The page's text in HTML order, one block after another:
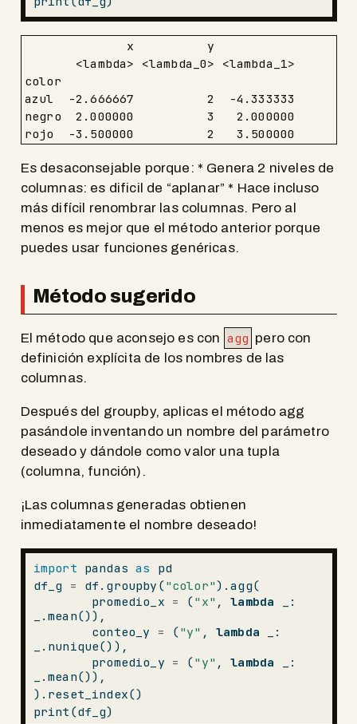
              x          y
       <lambda> <lambda_0> <lambda_1>
color
azul  -2.666667          2  -4.333333
negro  2.000000          3   2.000000
rojo  -3.500000          2   3.500000
Es desaconsejable porque: * Genera 2 niveles de
columnas: es dificil de “aplanar” * Hace incluso
más difícil renombrar las columnas. Pero al
menos es mejor que el método anterior porque
puedes usar funciones genéricas.
Método sugerido
El método que aconsejo es con agg pero con
definición explícita de los nombres de las
columnas.
Después del groupby, aplicas el método agg
pasándole inventando un nombre del parámetro
deseado y dándole como valor una tupla
(columna, función).
¡Las columnas generadas obtienen
inmediatamente el nombre deseado!
import pandas as pd
df_g = df.groupby("color").agg(
        promedio_x
= ("x" , lambda _:
_.mean()),
        conteo_y
= ("y" , lambda _:
_.nunique()),
        promedio_y
= ("y" , lambda _:
_.mean()),
).reset_index()
print (df_g)